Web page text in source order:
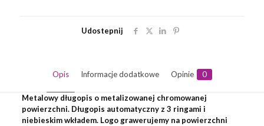
Udostepnij
Opis Informacje dodatkowe Opinie 0
Metalowy długopis o metalizowanej chromowanej
powierzchni. Długopis automatyczny z 3 ringami i
niebieskim wkładem. Logo grawerujemy na powierzchni